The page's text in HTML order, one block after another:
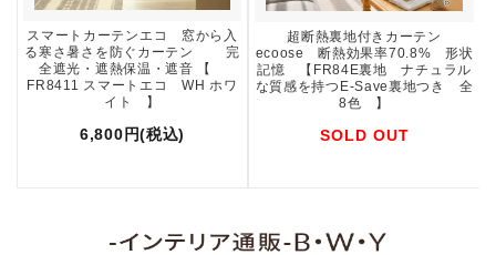
スマートカーテンエコ 窓から入
る寒さ暑さを防ぐカーテン 完
全遮光・遮熱保温・遮音 【
FR8411 スマートエコ WH ホワ
イト 】
6,800円(税込)
超断熱裏地付きカーテン
ecoose 断熱効果率70.8% 形状
記憶 【FR84E裏地 ナチュラル
な質感を持つE-Save裏地つき 全
8色 】
SOLD OUT